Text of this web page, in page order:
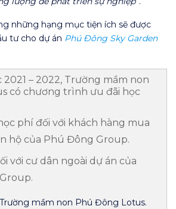
những hạng mục tiện ích sẽ được
tư cho dự án Phú Đông Sky Garden
– 2022, Trường mầm non
có chương trình ưu đãi học
phí đối với khách hàng mua
hộ của Phú Đông Group.
với cư dân ngoài dự án của
mầm non Phú Đông Lotus.